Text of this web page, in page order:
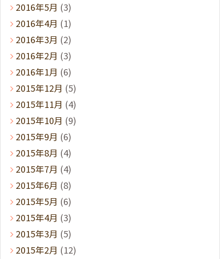
2016年5月 (3)
2016年4月 (1)
2016年3月 (2)
2016年2月 (3)
2016年1月 (6)
2015年12月 (5)
2015年11月 (4)
2015年10月 (9)
2015年9月 (6)
2015年8月 (4)
2015年7月 (4)
2015年6月 (8)
2015年5月 (6)
2015年4月 (3)
2015年3月 (5)
2015年2月 (12)